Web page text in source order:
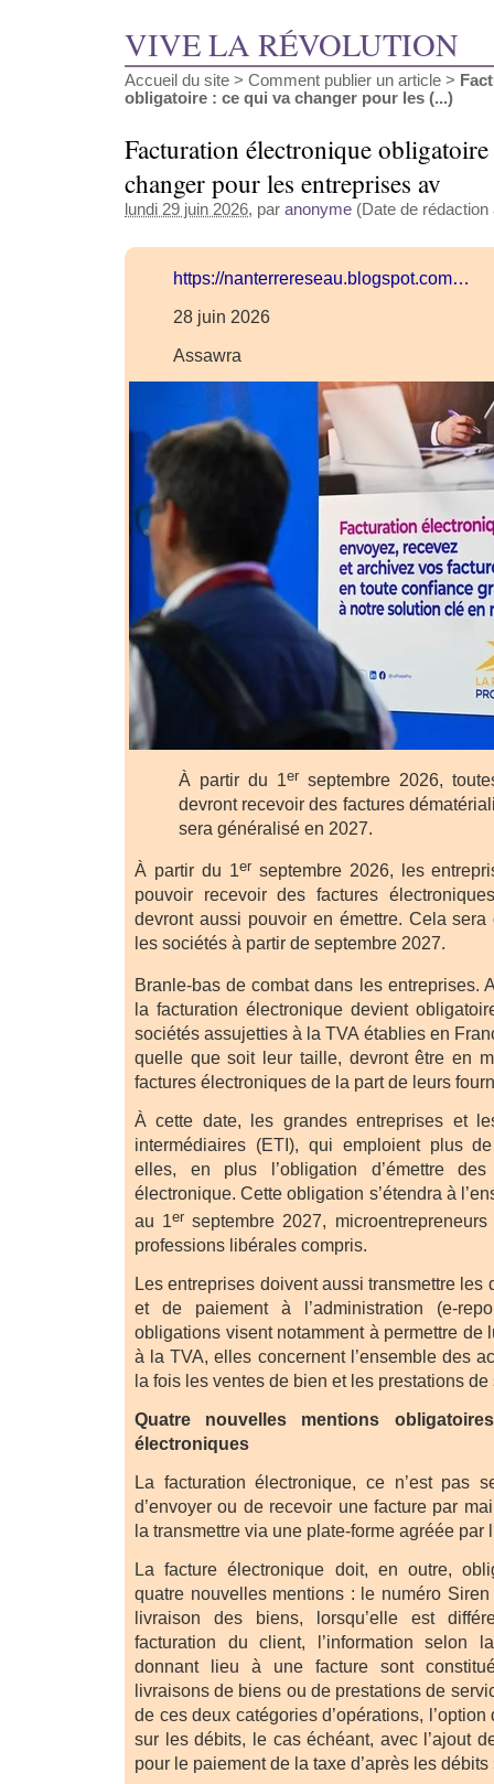
VIVE LA RÉVOLUTION
Accueil du site > Comment publier un article >
obligatoire : ce qui va changer pour les (...)
Facturation électronique
changer pour les entreprises av
lundi 29 juin 2026, par anonyme (Date de rédaction
https://nanterrereseau.blogspot.com…
28 juin 2026
Assawra
À partir du 1er septembre 2026,
devront recevoir des factures
sera généralisé en 2027.
À partir du 1erseptembre 2026, les
pouvoir recevoir des factures
devront aussi pouvoir en émettre. Cela
les sociétés à partir de septembre 2027.
Branle-bas de combat dans les entreprises.
la facturation électronique devient
sociétés assujetties à la TVA établies en
quelle que soit leur taille, devront être en
factures électroniques de la part de leurs
À cette date, les grandes entreprises et
intermédiaires (ETI), qui emploient plus
elles, en plus l’obligation d’émettre
électronique. Cette obligation s’étendra à
au 1er septembre 2027,
professions libérales compris.
Les entreprises doivent aussi transmettre les
et de paiement à l’administration (e-
obligations visent notamment à permettre de
à la TVA, elles concernent l’ensemble des
la fois les ventes de bien et les prestations de
Quatre nouvelles mentions
électroniques
La facturation électronique, ce n’est pas
d’envoyer ou de recevoir une facture par
la transmettre via une plate-forme agréée par
La facture électronique doit, en outre,
quatre nouvelles mentions : le numéro
livraison des biens, lorsqu’elle est
facturation du client, l’information selon
donnant lieu à une facture sont
livraisons de biens ou de prestations de
de ces deux catégories d’opérations,
sur les débits, le cas échéant, avec l’ajout
pour le paiement de la taxe d’après les débits